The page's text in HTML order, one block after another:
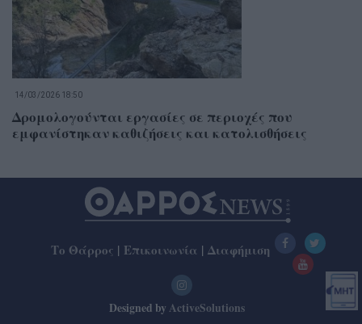
14/03/2026 18:50
Δρομολογούνται εργασίες σε περιοχές που
εμφανίστηκαν καθιζήσεις και κατολισθήσεις
Το Θάρρος | Επικοινωνία | Διαφήμιση
Designed by ActiveSolutions